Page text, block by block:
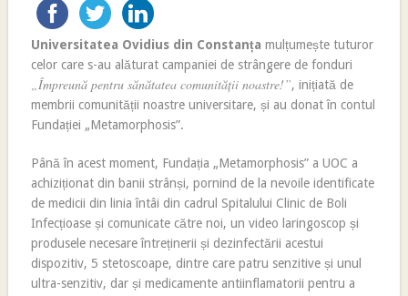
Universitatea Ovidius din Constanța mulțumește tuturor
celor care s-au alăturat campaniei de strângere de fonduri
„Împreună pentru sănătatea comunității noastre!”, inițiată de
membrii comunității noastre universitare, și au donat în contul
Fundației „Metamorphosis”.
Până în acest moment, Fundația „Metamorphosis” a UOC a
achiziționat din banii strânși, pornind de la nevoile identificate
de medicii din linia întâi din cadrul Spitalului Clinic de Boli
Infecțioase și comunicate către noi, un video laringoscop și
produsele necesare întreținerii și dezinfectării acestui
dispozitiv, 5 stetoscoape, dintre care patru senzitive și unul
ultra-senzitiv, dar și medicamente antiinflamatorii pentru a